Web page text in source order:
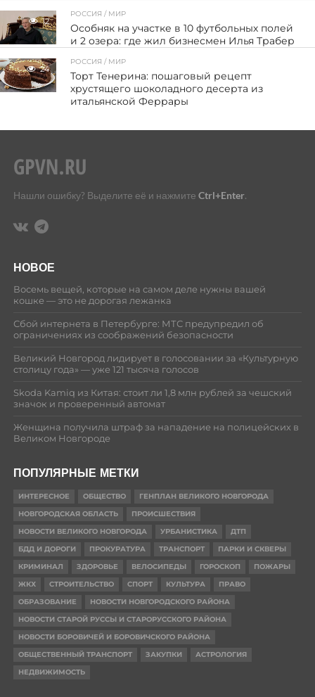
12
РОССИЯ / МИР
Особняк на участке в 10 футбольных полей
и 2 озера: где жил бизнесмен Илья Трабер
24
РОССИЯ / МИР
Торт Тенерина: пошаговый рецепт
хрустящего шоколадного десерта из
итальянской Феррары
Нашли ошибку? Выделите её и нажмите Ctrl+Enter.
НОВОЕ
Восемь вещей, которые на самом деле нужны вашей
кошке — это не дорогая лежанка
Сбой интернета в Петербурге: МТС предупредил об
ограничениях из соображений безопасности
Великий Новгород лидирует в голосовании за «Культурную
столицу года» — уже 121 тысяча голосов
Skoda Kamiq из Китая: стоит ли 1,8 млн рублей за чешский
значок и проверенный автомат
Женщина получила штраф за нападение на полицейских в
Великом Новгороде
ПОПУЛЯРНЫЕ МЕТКИ
ИНТЕРЕСНОЕ ОБЩЕСТВО
ГЕНПЛАН ВЕЛИКОГО НОВГОРОДА
НОВГОРОДСКАЯ ОБЛАСТЬ
ПРОИСШЕСТВИЯ
НОВОСТИ ВЕЛИКОГО НОВГОРОДА
УРБАНИСТИКА
ДТП
БДД И ДОРОГИ
ПРОКУРАТУРА ТРАНСПОРТ
ПАРКИ И СКВЕРЫ
КРИМИНАЛ
ЗДОРОВЬЕ ВЕЛОСИПЕДЫ ГОРОСКОП
ПОЖАРЫ
ЖКХ
СТРОИТЕЛЬСТВО СПОРТ КУЛЬТУРА
ПРАВО
ОБРАЗОВАНИЕ
НОВОСТИ НОВГОРОДСКОГО РАЙОНА
НОВОСТИ СТАРОЙ РУССЫ И СТАРОРУССКОГО РАЙОНА
НОВОСТИ БОРОВИЧЕЙ И БОРОВИЧСКОГО РАЙОНА
ОБЩЕСТВЕННЫЙ ТРАНСПОРТ
ЗАКУПКИ
АСТРОЛОГИЯ
НЕДВИЖИМОСТЬ